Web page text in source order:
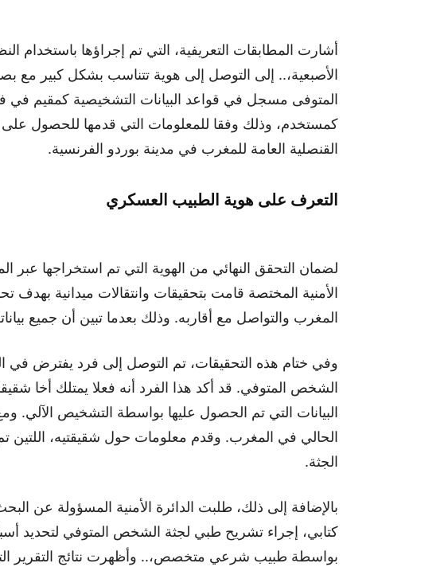
أشارت المطابقات التعريفية، التي تم إجراؤها باستخدام
الأصبعية،.. إلى التوصل إلى هوية تتناسب بشكل كبير مع
المتوفى مسجل في قواعد البيانات التشخيصية كمقيم في
كمستخدم، وذلك وفقا للمعلومات التي قدمها للحصول
القنصلية العامة للمغرب في مدينة بوردو الفرنسية.
التعرف على هوية الطبيب العسكري
لضمان التحقق النهائي من الهوية التي تم استخراجها عبر
الأمنية المختصة قامت بتحقيقات وانتقالات ميدانية بهدف
المغرب والتواصل مع أقاربه. وذلك بعدما تبين أن جميع
وفي ختام هذه التحقيقات، تم التوصل إلى فرد يفترض في
الشخص المتوفي. قد أكد هذا الفرد أنه فعلا يمتلك أخا
البيانات التي تم الحصول عليها بواسطة التشخيص الآلي.
الحالي في المغرب. وقدم معلومات حول شقيقتيه، اللتين
الجثة.
بالإضافة إلى ذلك، طلبت الدائرة الأمنية المسؤولة عن
كتابي، إجراء تشريح طبي لجثة الشخص المتوفي لتحديد
بواسطة طبيب شرعي متخصص،.. وأظهرت نتائج التقرير التي